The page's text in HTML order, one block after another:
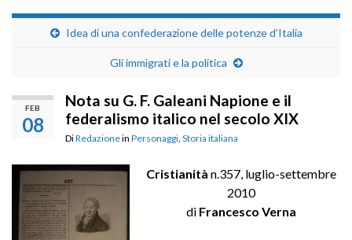
Idea di una confederazione delle potenze d’Italia
Gli immigrati e la politica
FEB
08
Nota su G. F. Galeani Napione e il
federalismo italico nel secolo XIX
DiRedazionein Personaggi Storia italiana
Cristianità n.357, luglio-settembre
2010
di Francesco Verna